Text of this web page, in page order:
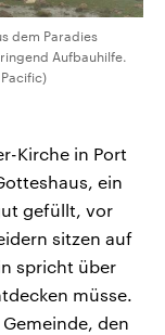
dem Paradies
Aufbauhilfe.
Kirche in Port
ein
gefüllt, vor
sitzen auf
spricht über
müsse.
den